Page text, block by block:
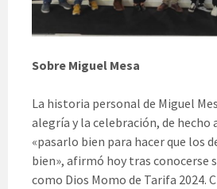
Sobre Miguel Mesa
La historia personal de Miguel
alegría y la celebración, de hecho
«pasarlo bien para hacer que los
bien», afirmó hoy tras conocerse
como Dios Momo de Tarifa 2024.